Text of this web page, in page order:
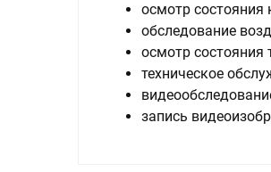
осмотр состояния
обследование
осмотр состояния
техническое
запись